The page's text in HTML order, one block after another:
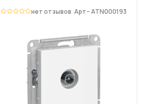
нет отзывов Арт– ATN000193